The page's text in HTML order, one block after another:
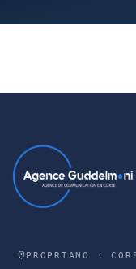
PROPRIANO ·